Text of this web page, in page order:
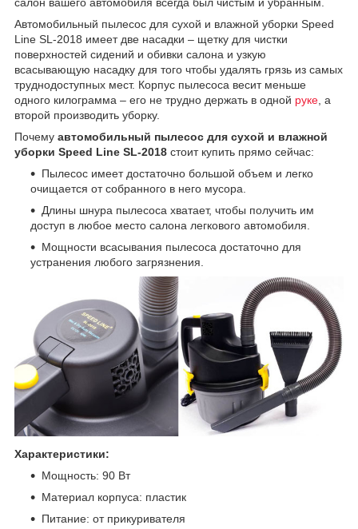
Автомобильный пылесос для сухой и влажной уборки Speed
Line SL-2018 имеет две насадки – щетку для чистки
поверхностей сидений и обивки салона и узкую
всасывающую насадку для того чтобы удалять грязь из самых
труднодоступных мест. Корпус пылесоса весит меньше
одного килограмма – его не трудно держать в одной руке , а
второй производить уборку.
Почему автомобильный пылесос для сухой и влажной
уборки Speed Line SL-2018 стоит купить прямо сейчас:
Пылесос имеет достаточно большой объем и легко
очищается от собранного в него мусора.
Длины шнура пылесоса хватает, чтобы получить им
доступ в любое место салона легкового автомобиля.
Мощности всасывания пылесоса достаточно для
устранения любого загрязнения.
Характеристики:
Мощность: 90 Вт
Материал корпуса: пластик
Питание: от прикуривателя